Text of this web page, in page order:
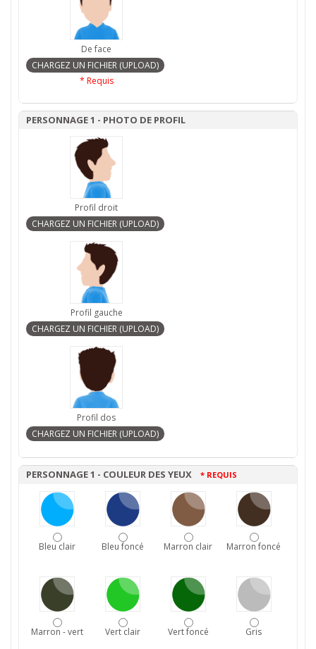
De face
* Requis
PERSONNAGE 1 - PHOTO DE PROFIL
Profil droit
Profil gauche
Profil dos
PERSONNAGE 1 - COULEUR DES YEUX * REQUIS
Bleu clair Bleu foncé Marron clair Marron foncé
Marron - vert Vert clair Vert foncé Gris